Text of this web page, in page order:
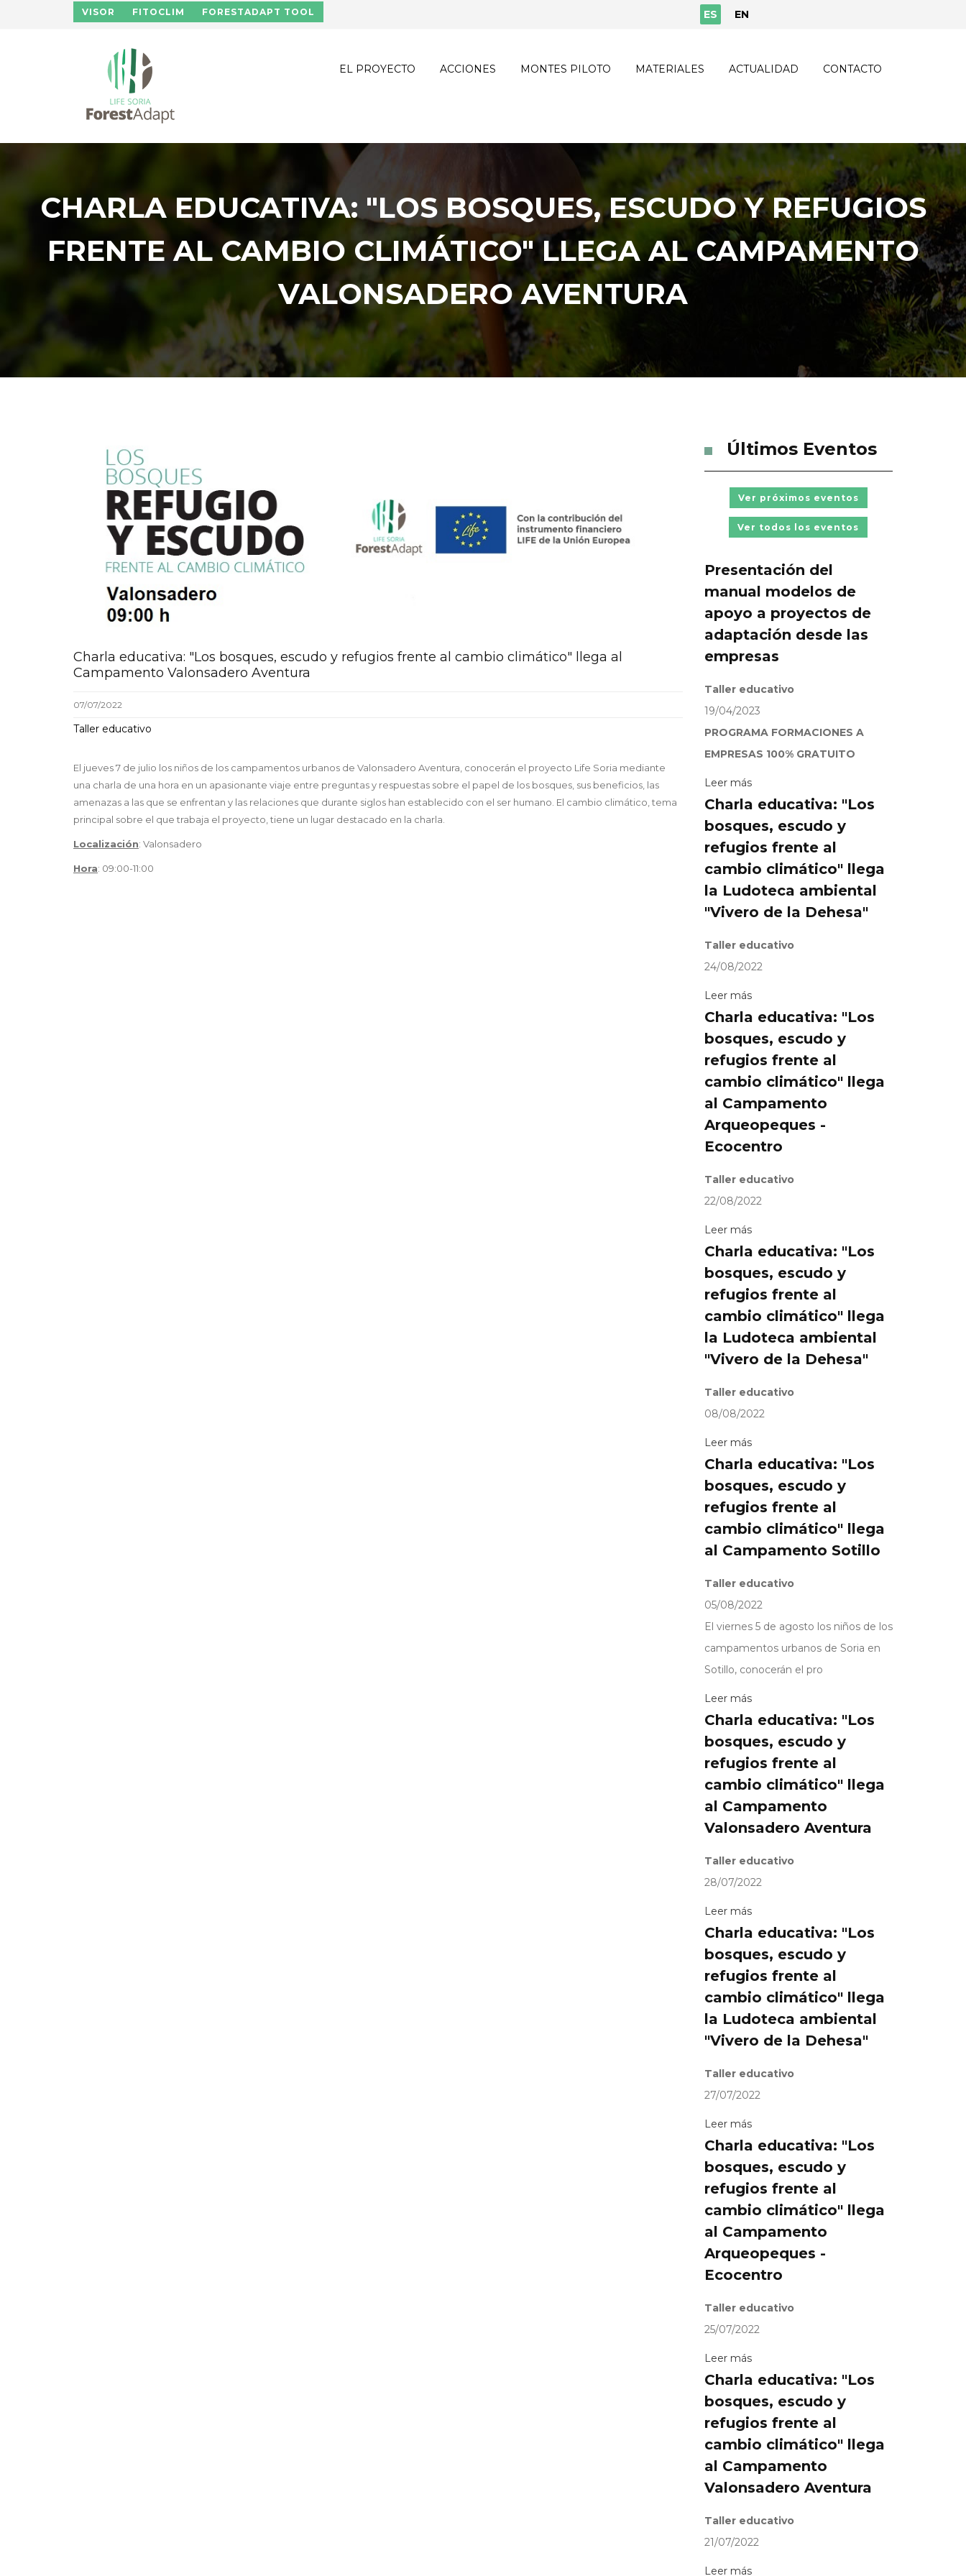
Pasar al contenido principal
VISOR FITOCLIM FORESTADAPT TOOL ES EN
EL PROYECTO ACCIONES MONTES PILOTO MATERIALES ACTUALIDAD CONTACTO
CHARLA EDUCATIVA: "LOS BOSQUES, ESCUDO Y REFUGIOS
FRENTE AL CAMBIO CLIMÁTICO" LLEGA AL CAMPAMENTO
VALONSADERO AVENTURA
Charla educativa: "Los bosques, escudo y refugios frente al cambio climático" llega al
Campamento Valonsadero Aventura
07/07/2022
Taller educativo
El jueves 7 de julio los niños de los campamentos urbanos de Valonsadero Aventura, conocerán el proyecto Life Soria mediante
una charla de una hora en un apasionante viaje entre preguntas y respuestas sobre el papel de los bosques, sus beneficios, las
amenazas a las que se enfrentan y las relaciones que durante siglos han establecido con el ser humano. El cambio climático, tema
principal sobre el que trabaja el proyecto, tiene un lugar destacado en la charla.
Localización: Valonsadero
Hora: 09:00-11:00
Últimos Eventos
Ver próximos eventos
Ver todos los eventos
Presentación del
manual modelos de
apoyo a proyectos de
adaptación desde las
empresas
Taller educativo
19/04/2023
PROGRAMA FORMACIONES A
EMPRESAS 100% GRATUITO
Leer más
Charla educativa: "Los
bosques, escudo y
refugios frente al
cambio climático" llega
la Ludoteca ambiental
"Vivero de la Dehesa"
Taller educativo
24/08/2022
Leer más
Charla educativa: "Los
bosques, escudo y
refugios frente al
cambio climático" llega
al Campamento
Arqueopeques -
Ecocentro
Taller educativo
22/08/2022
Leer más
Charla educativa: "Los
bosques, escudo y
refugios frente al
cambio climático" llega
la Ludoteca ambiental
"Vivero de la Dehesa"
Taller educativo
08/08/2022
Leer más
Charla educativa: "Los
bosques, escudo y
refugios frente al
cambio climático" llega
al Campamento Sotillo
Taller educativo
05/08/2022
El viernes 5 de agosto los niños de los
campamentos urbanos de Soria en
Sotillo, conocerán el pro
Leer más
Charla educativa: "Los
bosques, escudo y
refugios frente al
cambio climático" llega
al Campamento
Valonsadero Aventura
Taller educativo
28/07/2022
Leer más
Charla educativa: "Los
bosques, escudo y
refugios frente al
cambio climático" llega
la Ludoteca ambiental
"Vivero de la Dehesa"
Taller educativo
27/07/2022
Leer más
Charla educativa: "Los
bosques, escudo y
refugios frente al
cambio climático" llega
al Campamento
Arqueopeques -
Ecocentro
Taller educativo
25/07/2022
Leer más
Charla educativa: "Los
bosques, escudo y
refugios frente al
cambio climático" llega
al Campamento
Valonsadero Aventura
Taller educativo
21/07/2022
Leer más